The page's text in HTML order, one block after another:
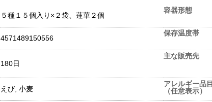
５種１５個入り×２袋、蓮華２個
容器形態
4571489150556
保存温度帯
180日
主な販売先
えび, 小麦
アレルギー品目
（任意表示）